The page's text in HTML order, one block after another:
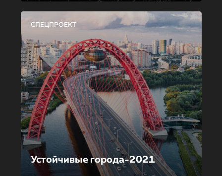
СПЕЦПРОЕКТ
Устойчивые города-2021